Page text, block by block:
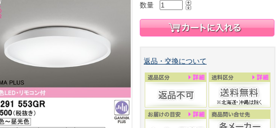
数量
返品・交換について